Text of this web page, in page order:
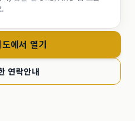
.
에서 열기
연락안내